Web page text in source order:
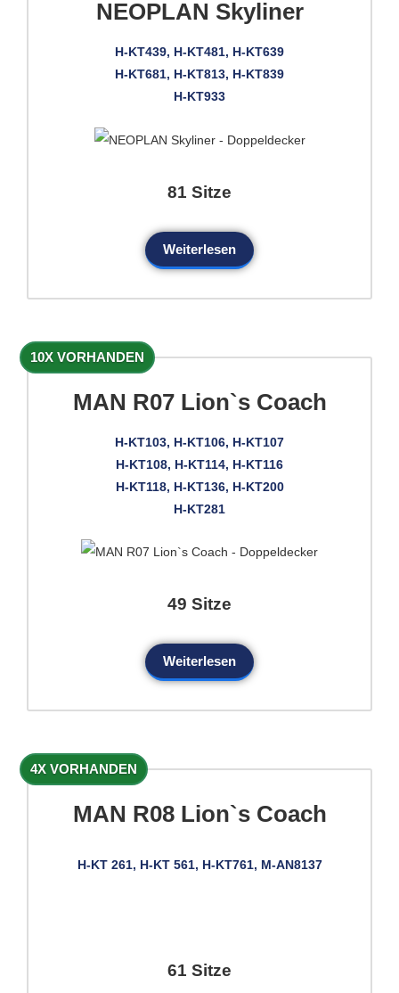
NEOPLAN Skyliner
H-KT439, H-KT481, H-KT639
H-KT681, H-KT813, H-KT839
H-KT933
81 Sitze
Weiterlesen
10X VORHANDEN
MAN R07 Lion`s Coach
H-KT103, H-KT106, H-KT107
H-KT108, H-KT114, H-KT116
H-KT118, H-KT136, H-KT200
H-KT281
49 Sitze
Weiterlesen
4X VORHANDEN
MAN R08 Lion`s Coach
H-KT 261, H-KT 561, H-KT761, M-AN8137
61 Sitze